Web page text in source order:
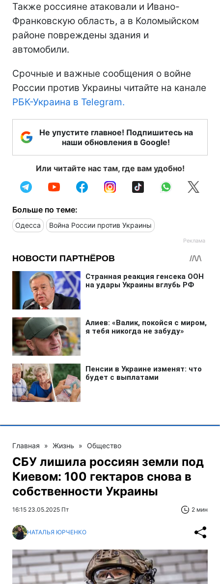
Также россияне атаковали и Ивано-
Франковскую область, а в Коломыйском
районе повреждены здания и
автомобили.
Срочные и важные сообщения о войне
России против Украины читайте на канале
РБК-Украина в Telegram.
Не упустите главное! Подпишитесь на
наши обновления в Google!
Или читайте нас там, где вам удобно!
Больше по теме:
Одесса Война России против Украины
Главная » Жизнь » Общество
СБУ лишила россиян земли под
Киевом: 100 гектаров снова в
собственности Украины
16:15 23.05.2025 Пт 2 мин
НАТАЛЬЯ ЮРЧЕНКО